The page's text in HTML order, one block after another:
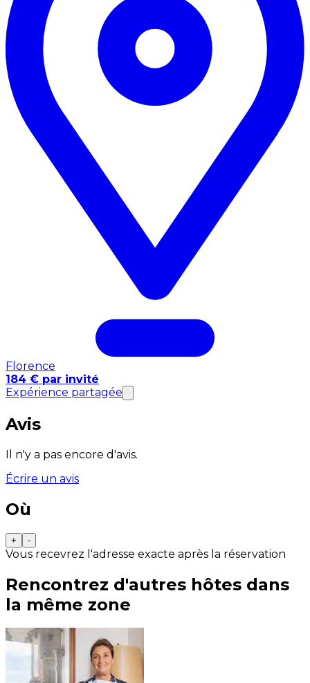
Florence
184 € par invité
Expérience partagée
Avis
Il n'y a pas encore d'avis.
Écrire un avis
Où
+ -
Vous recevrez l'adresse exacte après la réservation
Rencontrez d'autres hôtes dans
la même zone